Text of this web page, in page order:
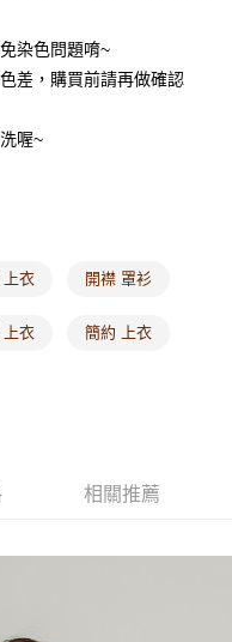
費
染色問題唷~
差，購買前請再做確認
喔~
上衣 開襟 罩衫
上衣 簡約 上衣
相關推薦